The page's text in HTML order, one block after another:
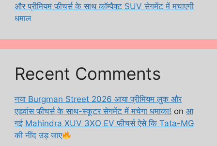
और प्रीमियम फीचर्स के साथ कॉम्पैक्ट SUV सेगमेंट में मचाएगी
धमाल
Recent Comments
नया Burgman Street 2026 आया प्रीमियम लुक और
एडवांस फीचर्स के साथ-स्कूटर सेगमेंट में मचेगा धमाका! on आ
गई Mahindra XUV 3XO EV फीचर्स ऐसे कि Tata-MG
की नींद उड़ जाए